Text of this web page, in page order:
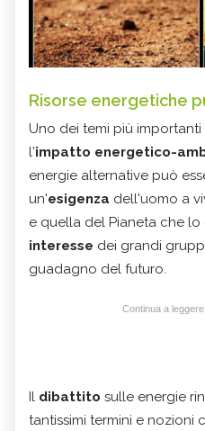
Risorse energetiche
Uno dei temi più
l'impatto energetico-
energie alternative può
un'esigenza dell'uomo a
e quella del Pianeta che lo
interesse dei grandi
guadagno del futuro.
Continua a
Il dibattito sulle energie
tantissimi termini e nozioni